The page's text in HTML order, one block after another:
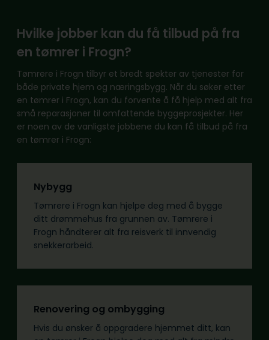
Hvilke jobber kan du få tilbud på fra
en tømrer i Frogn?
Tømrere i Frogn tilbyr et bredt spekter av tjenester for
både private hjem og næringsbygg. Når du søker etter
en tømrer i Frogn, kan du forvente å få hjelp med alt fra
små reparasjoner til omfattende byggeprosjekter. Her
er noen av de vanligste jobbene du kan få tilbud på fra
en tømrer i Frogn:
Nybygg
Tømrere i Frogn kan hjelpe deg med å bygge
ditt drømmehus fra grunnen av. Tømrere i
Frogn håndterer alt fra reisverk til innvendig
snekkerarbeid.
Renovering og ombygging
Hvis du ønsker å oppgradere hjemmet ditt, kan